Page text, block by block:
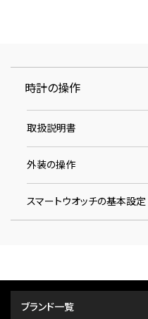
時計の操作
取扱説明書
外装の操作
スマートウオッチの基本設定
ブランド一覧